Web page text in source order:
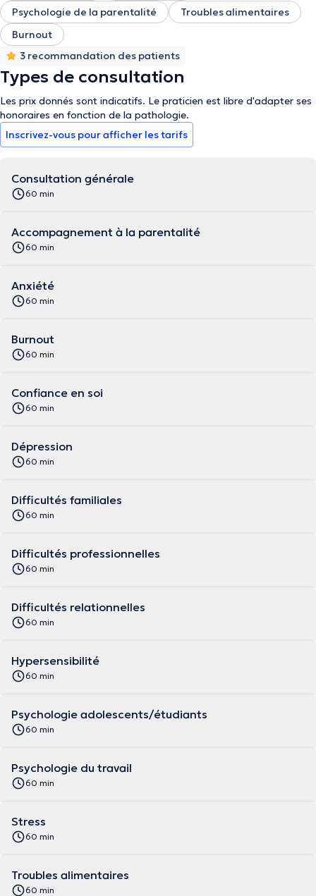
Psychologie de la parentalité
Troubles alimentaires
Burnout
3 recommandation des patients
Types de consultation
Les prix donnés sont indicatifs. Le praticien est libre d'adapter ses
honoraires en fonction de la pathologie.
Inscrivez-vous pour afficher les tarifs
Consultation générale
60 min
Accompagnement à la parentalité
60 min
Anxiété
60 min
Burnout
60 min
Confiance en soi
60 min
Dépression
60 min
Difficultés familiales
60 min
Difficultés professionnelles
60 min
Difficultés relationnelles
60 min
Hypersensibilité
60 min
Psychologie adolescents/étudiants
60 min
Psychologie du travail
60 min
Stress
60 min
Troubles alimentaires
60 min